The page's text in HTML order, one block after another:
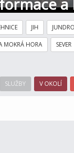
JIH
MOKRÁ HORA SEVER
SLUŽBY V OKOLÍ